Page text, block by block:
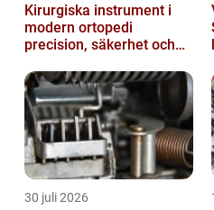
Kirurgiska instrument i
modern ortopedi
precision, säkerhet och
30 juli 2026